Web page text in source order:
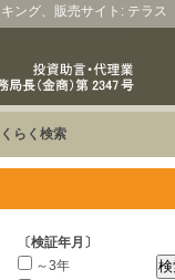
ング、販売サイト: テラス
らく検索
〔検証年月〕
～3年